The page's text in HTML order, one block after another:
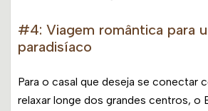
#4: Viagem romântica para
paradisíaco
Para o casal que deseja se conectar
relaxar longe dos grandes centros, o